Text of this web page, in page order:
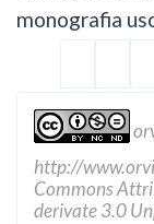
monografia
http://
Commons
derivate 3.0